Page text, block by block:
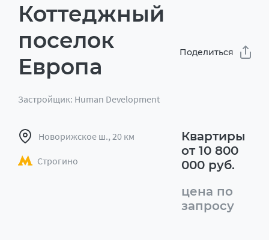
Коттеджный
поселок
Европа
Застройщик: Human Development
Поделиться
Новорижское ш., 20 км
Строгино
Квартиры
от 10 800
000 руб.
цена по
запросу